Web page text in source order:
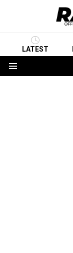
LATEST